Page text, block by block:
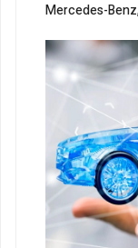
Mercedes-